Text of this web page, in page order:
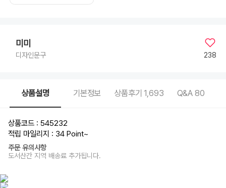
미미
디자인문구 238
상품설명 기본정보 상품후기1,693 Q&A 80
상품코드 : 545232
적립 마일리지 : 34 Point~
주문 유의사항
도서산간 지역 배송료 추가됩니다.